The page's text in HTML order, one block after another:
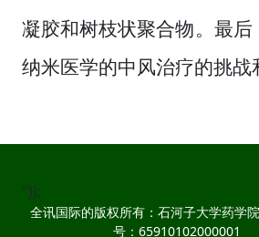
凝胶和树枝状聚合物。最
纳米医学的中风治疗的挑战
"));
全讯国际的版权所有：石河子大学药学
号：65910102000001